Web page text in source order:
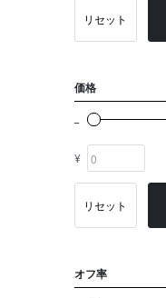
イニシャル
リセット
価格
¥
リセット
オフ率